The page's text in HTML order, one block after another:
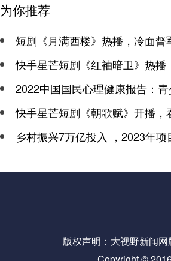
为你推荐
短剧《月满西楼》热播，冷面
快手星芒短剧《红袖暗卫》热
2022中国国民心理健康报告：
快手星芒短剧《朝歌赋》开播
乡村振兴7万亿投入 ，2023年
版权声明：大视野新闻